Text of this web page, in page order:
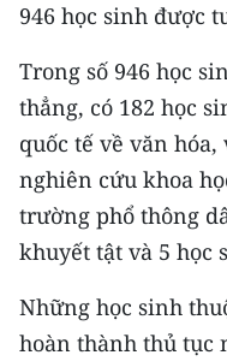
CHƯƠNG TRÌNH
RADIO
MEDIA CENTER
E-Magazine
Video
Media Chính trị
946 học sinh được
Trong số 946 học
thẳng, có 182 học
quốc tế về văn
nghiên cứu khoa
trường phổ thông
khuyết tật và 5 học
Những học sinh
hoàn thành thủ tục